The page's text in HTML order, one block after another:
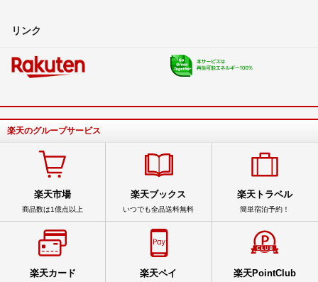
リンク
楽天のグループサービス
楽天市場
商品数は1億点以上
楽天ブックス
いつでも全品送料無料
楽天トラベル
簡単宿泊予約！
楽天カード 楽天ペイ 楽天PointClub